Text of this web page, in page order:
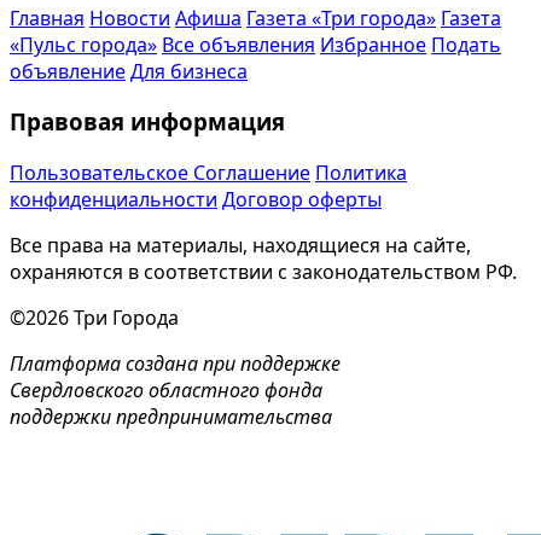
Главная Новости Афиша Газета «Три города» Газета
«Пульс города» Все объявления Избранное Подать
объявлениеДля бизнеса
Правовая информация
Пользовательское Соглашение Политика
конфиденциальности Договор оферты
Все права на материалы, находящиеся на сайте,
охраняются в соответствии с законодательством РФ.
©2026 Три Города
Платформа создана при поддержке
Свердловского областного фонда
поддержки предпринимательства